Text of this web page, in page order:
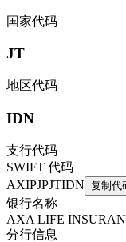
国家代码
JT
地区代码
IDN
支行代码
SWIFT 代码
AXIPJPJTIDN 复制代
银行名称
AXA LIFE
分行信息